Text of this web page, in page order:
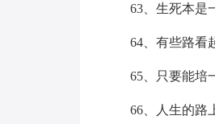
63、生死本是
64、有些路看
65、只要能
66、人生的路